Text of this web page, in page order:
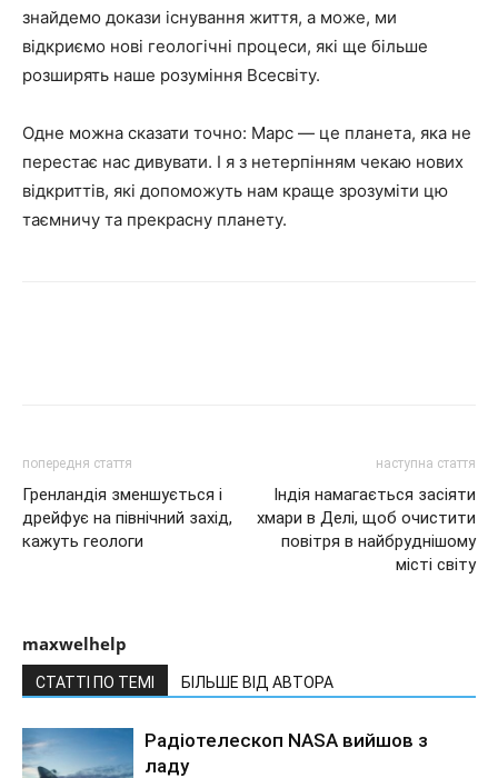
знайдемо докази існування життя, а може, ми
відкриємо нові геологічні процеси, які ще більше
розширять наше розуміння Всесвіту.
Одне можна сказати точно: Марс — це планета, яка не
перестає нас дивувати. І я з нетерпінням чекаю нових
відкриттів, які допоможуть нам краще зрозуміти цю
таємничу та прекрасну планету.
попередня стаття
Гренландія зменшується і
дрейфує на північний захід,
кажуть геологи
наступна стаття
Індія намагається засіяти
хмари в Делі, щоб очистити
повітря в найбруднішому
місті світу
maxwelhelp
СТАТТІ ПО ТЕМІ БІЛЬШЕ ВІД АВТОРА
Радіотелескоп NASA вийшов з
ладу